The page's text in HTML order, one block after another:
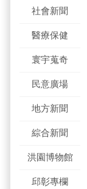
社會新聞
醫療保健
寰宇蒐奇
民意廣場
地方新聞
綜合新聞
洪園博物館
邱彰專欄